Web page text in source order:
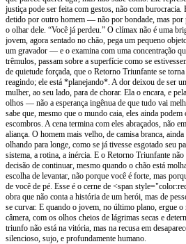
justiça pode ser feita com gestos, não com burocracia.
detido por outro homem — não por bondade, mas por
o olhar dele. “Você já perdeu.” O clímax não é uma
jovem, agora sentado no chão, pega um pequeno
um gravador — e o examina com uma concentração
trêmulos, passam sobre a superfície como se
de quietude forçada, que o Retorno Triunfante se
reagindo; ele está *planejando*. A dor deixou de ser
mulher, ao seu lado, para de chorar. Ela o encara, e
olhos — não a esperança ingênua de que tudo vai
sabe que, mesmo que o mundo caia, eles ainda
escombros. A cena termina com eles abraçados, não
aliança. O homem mais velho, de camisa branca, ainda
olhando para longe, como se já tivesse esgotado seu
sistema, a rotina, a inércia. E o Retorno Triunfante
decisão de continuar, mesmo quando o chão está
escolha de levantar, não porque você é forte, mas
de você de pé. Esse é o cerne de <span
obra que não conta a história de um herói, mas de
se curvar. E quando o jovem, no último plano, ergue o
câmera, com os olhos cheios de lágrimas secas e
triunfo não está na vitória, mas na recusa em
silencioso, sujo, e profundamente humano.